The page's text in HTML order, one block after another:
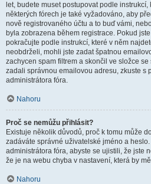
let, budete muset postupovat podle
některých fórech je také vyžadováno, aby
nově registrovaného účtu a to buď vámi,
byla zobrazena během registrace. Pokud
pokračujte podle instrukcí, které v něm
neobdrželi, mohli jste zadat špatnou
zachycen spam filtrem a skončil ve složce
zadali správnou emailovou adresu, zkuste s
administrátora fóra.
Nahoru
Proč se nemůžu přihlásit?
Existuje několik důvodů, proč k tomu může
zadáváte správné uživatelské jméno a
administrátora fóra, abyste se ujistili, že jste
že je na webu chyba v nastavení, která by
Nahoru